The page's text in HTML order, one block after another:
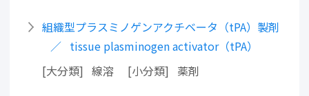
組織型プラスミノゲンアクチベータ（tPA）製剤
tissue plasminogen activator（tPA）
大分類
線溶 小分類 薬剤